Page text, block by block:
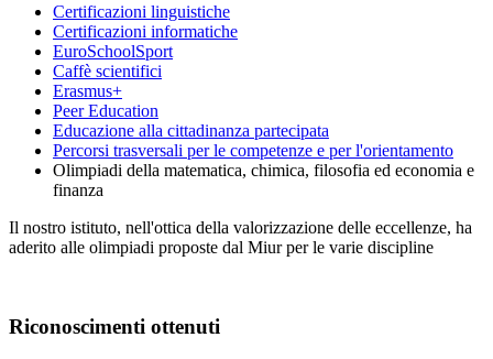
Certificazioni linguistiche
Certificazioni informatiche
EuroSchoolSport
Caffè scientifici
Erasmus+
Peer Education
Educazione alla cittadinanza partecipata
Percorsi trasversali per le competenze e per l'orientamento
Olimpiadi della matematica, chimica, filosofia ed economia e
finanza
Il nostro istituto, nell'ottica della valorizzazione delle eccellenze, ha
aderito alle olimpiadi proposte dal Miur per le varie discipline
Riconoscimenti ottenuti